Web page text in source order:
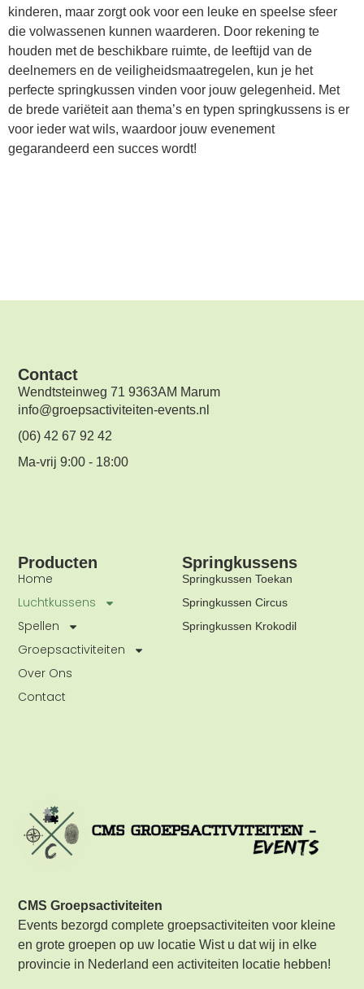
kinderen, maar zorgt ook voor een leuke en speelse sfeer
die volwassenen kunnen waarderen. Door rekening te
houden met de beschikbare ruimte, de leeftijd van de
deelnemers en de veiligheidsmaatregelen, kun je het
perfecte springkussen vinden voor jouw gelegenheid. Met
de brede variëteit aan thema’s en typen springkussens is er
voor ieder wat wils, waardoor jouw evenement
gegarandeerd een succes wordt!
CMS Groepsactiviteiten
Events bezorgd complete groepsactiviteiten voor kleine
en grote groepen op uw locatie Wist u dat wij in elke
provincie in Nederland een activiteiten locatie hebben!
Springkussens
Springkussen Toekan
Springkussen Circus
Springkussen Krokodil
Producten
Home
Luchtkussens
Spellen
Groepsactiviteiten
Over Ons
Contact
Contact
Wendtsteinweg 71 9363AM Marum
info@groepsactiviteiten-events.nl
(06) 42 67 92 42
Ma-vrij 9:00 - 18:00